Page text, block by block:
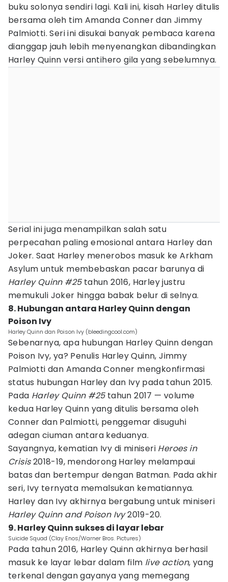
buku solonya sendiri lagi. Kali ini, kisah Harley ditulis
bersama oleh tim Amanda Conner dan Jimmy
Palmiotti. Seri ini disukai banyak pembaca karena
dianggap jauh lebih menyenangkan dibandingkan
Harley Quinn versi antihero gila yang sebelumnya.
Serial ini juga menampilkan salah satu
perpecahan paling emosional antara Harley dan
Joker. Saat Harley menerobos masuk ke Arkham
Asylum untuk membebaskan pacar barunya di
Harley Quinn #25tahun 2016, Harley justru
memukuli Joker hingga babak belur di selnya.
8. Hubungan antara Harley Quinn dengan
Poison Ivy
Harley Quinn dan Poison Ivy (bleedingcool.com)
Sebenarnya, apa hubungan Harley Quinn dengan
Poison Ivy, ya? Penulis Harley Quinn, Jimmy
Palmiotti dan Amanda Conner mengkonfirmasi
status hubungan Harley dan Ivy pada tahun 2015.
Pada Harley Quinn #25tahun 2017 — volume
kedua Harley Quinn yang ditulis bersama oleh
Conner dan Palmiotti, penggemar disuguhi
adegan ciuman antara keduanya.
Sayangnya, kematian Ivy di miniseri Heroes in
Crisis2018-19, mendorong Harley melampaui
batas dan bertempur dengan Batman. Pada akhir
seri, Ivy ternyata memalsukan kematiannya.
Harley dan Ivy akhirnya bergabung untuk miniseri
Harley Quinn and Poison Ivy2019-20.
9. Harley Quinn sukses di layar lebar
Suicide Squad (Clay Enos/Warner Bros. Pictures)
Pada tahun 2016, Harley Quinn akhirnya berhasil
masuk ke layar lebar dalam film live action, yang
terkenal dengan gayanya yang memegang